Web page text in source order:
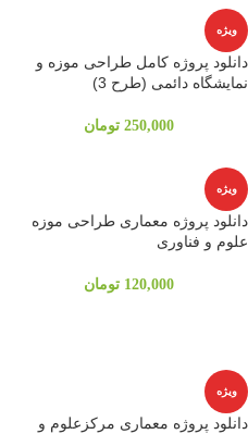
ویژه
دانلود پروژه کامل طراحی موزه و
نمایشگاه دائمی (طرح 3)
250,000 تومان
ویژه
دانلود پروژه معماری طراحی موزه
علوم و فناوری
120,000 تومان
ویژه
دانلود پروژه معماری مرکزعلوم و